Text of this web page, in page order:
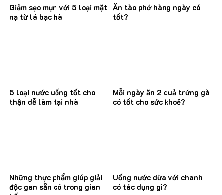
Giảm sẹo mụn với 5 loại mặt
nạ từ lá bạc hà
Ăn tào phớ hàng ngày có
tốt?
5 loại nước uống tốt cho
thận dễ làm tại nhà
Mỗi ngày ăn 2 quả trứng gà
có tốt cho sức khoẻ?
Những thực phẩm giúp giải
độc gan sẵn có trong gian
Uống nước dừa với chanh
có tác dụng gì?